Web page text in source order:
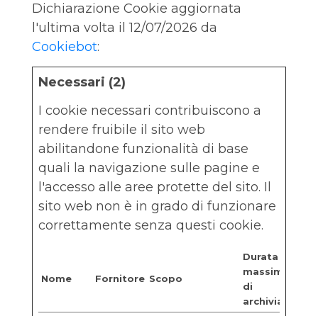
Dichiarazione Cookie aggiornata
l'ultima volta il 12/07/2026 da
Cookiebot:
Necessari (2)
I cookie necessari contribuiscono a
rendere fruibile il sito web
abilitandone funzionalità di base
quali la navigazione sulle pagine e
l'accesso alle aree protette del sito. Il
sito web non è in grado di funzionare
correttamente senza questi cookie.
Nome Fornitore Scopo
Durata
massima
di
archiviazione